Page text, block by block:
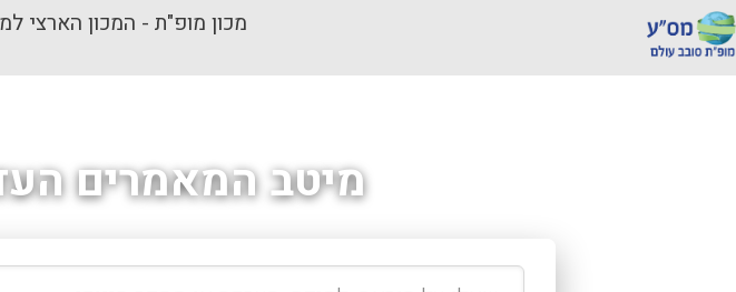
מכון מופ"ת - המכון הארצי
מיטב המאמרים